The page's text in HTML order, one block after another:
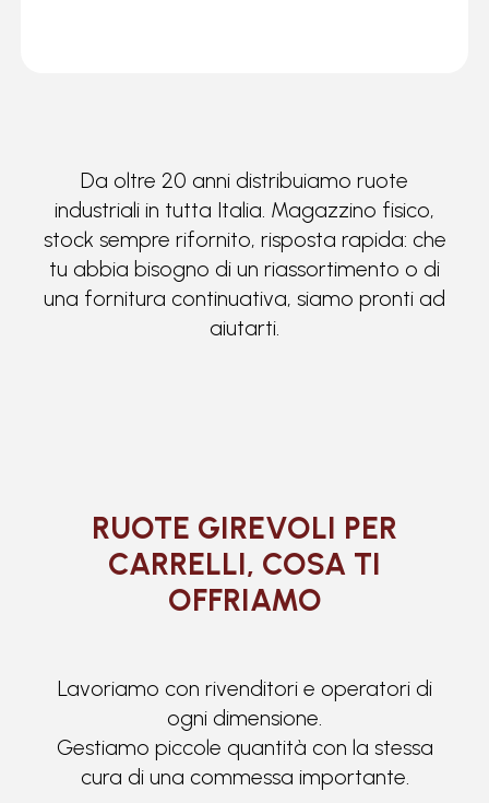
Da oltre 20 anni distribuiamo ruote
industriali in tutta Italia. Magazzino fisico,
stock sempre rifornito, risposta rapida: che
tu abbia bisogno di un riassortimento o di
una fornitura continuativa, siamo pronti ad
aiutarti.
RUOTE GIREVOLI PER
CARRELLI, COSA TI
OFFRIAMO
Lavoriamo con rivenditori e operatori di
ogni dimensione.
Gestiamo piccole quantità con la stessa
cura di una commessa importante.